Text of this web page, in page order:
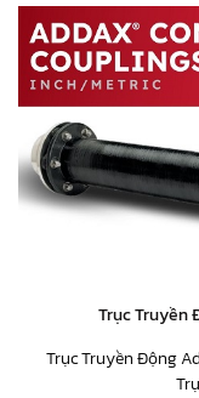
Trục Truyền
Trục Truyền Động